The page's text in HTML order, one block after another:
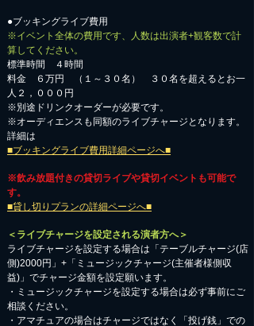
●ブッキングライブ費用
※イベント全体の費用です、人数は出演者+観客数で計
算してください。
標準時間 ４時間
料金 ６万円 （１～３０名） ３０名を超えるとお一
人２，０００円
※別途ドリンクオーダーが必要です。
※オーディエンスも同額のライブチャージとなります。
詳細は
■ブッキングライブ費用詳細ページへ■
※飲み放題付きの貸切ライブや貸切イベントも可能で
す。
■貸し切りプランの詳細ページへ■
＜ライブチャージを設定される演者方へ＞
ライブチャージを設定する場合は「テーブルチャージ(店
側)2000円」+「ミュージックチャージ(主催者様側収
益)」でチャージ金額を設定願います。
・ミュージックチャージを設定する場合は必ず事前にご
相談ください。
​・アマチュアの場合はチャージではなく「投げ銭」での